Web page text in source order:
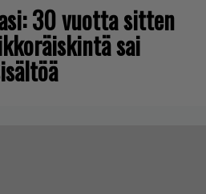
30 vuotta sitten
sai